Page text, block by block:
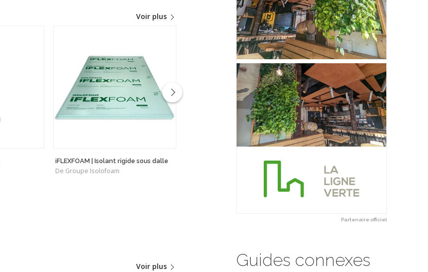
Partenaire officiel
Guides connexes
Voir plus
iFLEXFOAM | Isolant rigide sous dalle
De Groupe Isolofoam
Panneau solaire monocristallin -
De ICC Industrial Chimney Company
Voir plus